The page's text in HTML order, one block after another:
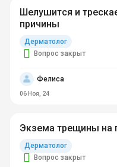
Шелушится и
причины
Дерматолог
Вопрос закрыт
Фелиса
06 Ноя, 24
Экзема трещины на
Дерматолог
Вопрос закрыт